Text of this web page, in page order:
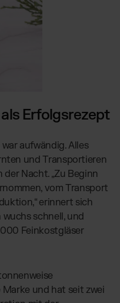
Erfolgsrezept
aufwändig. Alles
und Transportieren
Nacht. „Zu Beginn
vom Transport
erinnert sich
schnell, und
Feinkostgläser
und hat seit zwei